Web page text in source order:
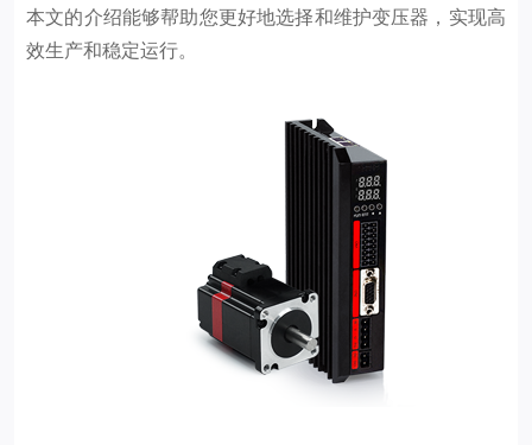
本文的介绍能够帮助您更好地选择和维护变压器，实现高
效生产和稳定运行。